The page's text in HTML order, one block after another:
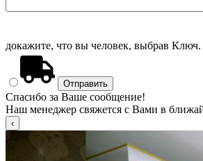
докажите, что вы человек, выбрав Ключ.
Спасибо за Ваше сообщение!
Наш менеджер свяжется с Вами в